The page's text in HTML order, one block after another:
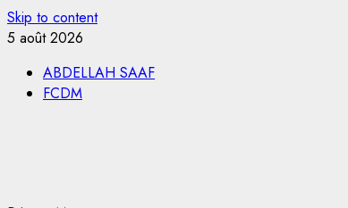
Skip to content
5 août 2026
ABDELLAH SAAF
FCDM